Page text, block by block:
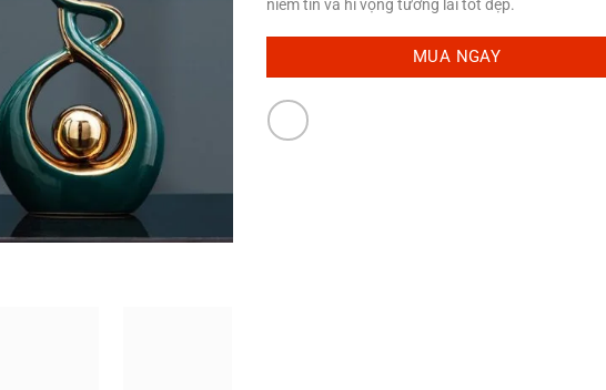
niềm tin và hi vọng tương lai tốt đẹp.
MUA NGAY